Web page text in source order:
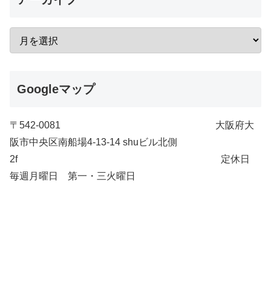
Googleマップ
〒542-0081 大阪府大
阪市中央区南船場4-13-14 shuビル北側
2f 定休日
毎週月曜日 第一・三火曜日